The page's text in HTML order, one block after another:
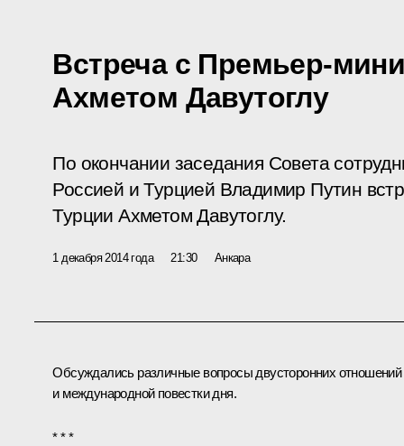
Встреча с Премьер-
Ахметом Давутоглу
По окончании заседания Совета
Россией и Турцией Владимир Путин
Турции Ахметом Давутоглу.
1 декабря 2014 года 21:30 Анкара
Обсуждались различные вопросы двусторонних отношений
и международной повестки дня.
* * *